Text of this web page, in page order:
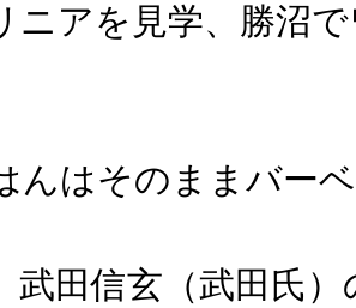
ニアを見学、勝沼
んはそのままバー
武田信玄（武田氏）